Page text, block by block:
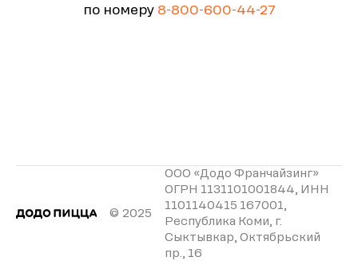
по номеру 8-800-600-44-27
© 2025
ООО «Додо Франчайзинг»
ОГРН 1131101001844, ИНН
1101140415 167001,
Республика Коми, г.
Сыктывкар, Октябрьский
пр., 16